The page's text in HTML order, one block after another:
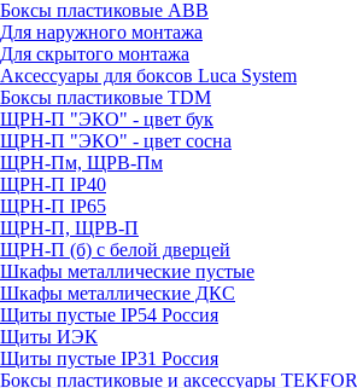
Боксы пластиковые ABB
Для наружного монтажа
Для скрытого монтажа
Аксессуары для боксов Luca System
Боксы пластиковые TDM
ЩРН-П "ЭКО" - цвет бук
ЩРН-П "ЭКО" - цвет сосна
ЩРН-Пм, ЩРВ-Пм
ЩРН-П IP40
ЩРН-П IP65
ЩРН-П, ЩРВ-П
ЩРН-П (б) с белой дверцей
Шкафы металлические пустые
Шкафы металлические ДКС
Щиты пустые IP54 Россия
Щиты ИЭК
Щиты пустые IP31 Россия
Боксы пластиковые и аксессуары TEKFOR